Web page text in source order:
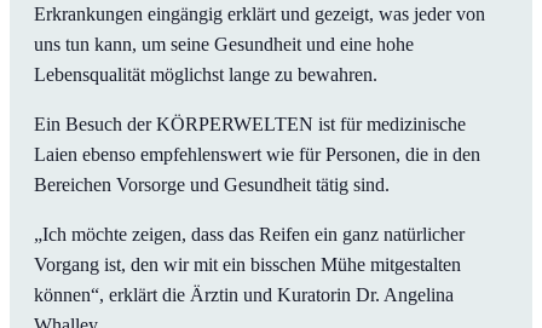
Erkrankungen eingängig erklärt und gezeigt, was jeder von
uns tun kann, um seine Gesundheit und eine hohe
Lebensqualität möglichst lange zu bewahren.
Ein Besuch der KÖRPERWELTEN ist für medizinische
Laien ebenso empfehlenswert wie für Personen, die in den
Bereichen Vorsorge und Gesundheit tätig sind.
„Ich möchte zeigen, dass das Reifen ein ganz natürlicher
Vorgang ist, den wir mit ein bisschen Mühe mitgestalten
können“, erklärt die Ärztin und Kuratorin Dr. Angelina